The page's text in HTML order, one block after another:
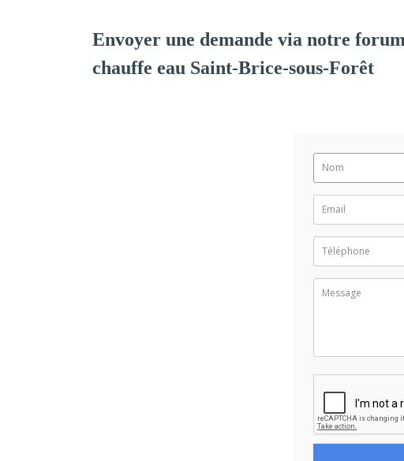
Envoyer une demande via notre
chauffe eau Saint-Brice-sous-Forêt